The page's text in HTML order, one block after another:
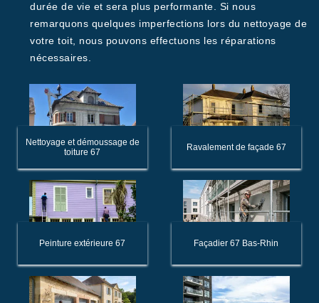
durée de vie et sera plus performante. Si nous
remarquons quelques imperfections lors du nettoyage de
votre toit, nous pouvons effectuons les réparations
nécessaires.
Nettoyage et démoussage de
toiture 67
Ravalement de façade 67
Peinture extérieure 67 Façadier 67 Bas-Rhin